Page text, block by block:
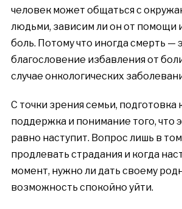
человек может общаться с
людьми, зависим ли он от помощи
боль. Потому что иногда смерть —
благословение избавления от
случае онкологических
С точки зрения семьи, подготовка
поддержка и понимание того, что
равно наступит. Вопрос лишь в
продлевать страдания и когда
момент, нужно ли дать своему
возможность спокойно уйти.